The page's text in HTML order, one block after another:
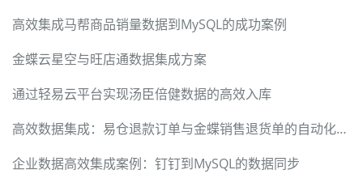
高效集成马帮商品销量数据到MySQL的成功案例
金蝶云星空与旺店通数据集成方案
通过轻易云平台实现汤臣倍健数据的高效入库
高效数据集成：易仓退款订单与金蝶销售退货单的自动化对接
企业数据高效集成案例：钉钉到MySQL的数据同步